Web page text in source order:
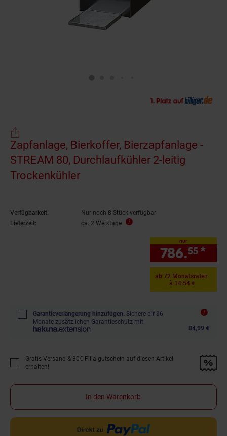
Zapfanlage, Bierkoffer, Bierzapfanlage -
STREAM 80, Durchlaufkühler 2-leitig
Trockenkühler
Verfügbarkeit:
Nur noch 8 Stück verfügbar
Lieferzeit:
ca. 2 Werktage
nur
786.55 *
ab 72 Monatsraten
à 14.54 €
Garantieverlängerung hinzufügen. Sichere dir 36
Monate zusätzlichen Garantieschutz mit
84,99 €
Promotion "Gratis Versand &amp; 30€ Filialgutschein auf diesen Artikel
Gratis Versand & 30€ Filialgutschein auf diesen Artikel
erhalten!
In den Warenkorb